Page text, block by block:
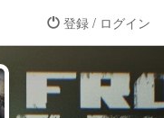
登録 / ログイン